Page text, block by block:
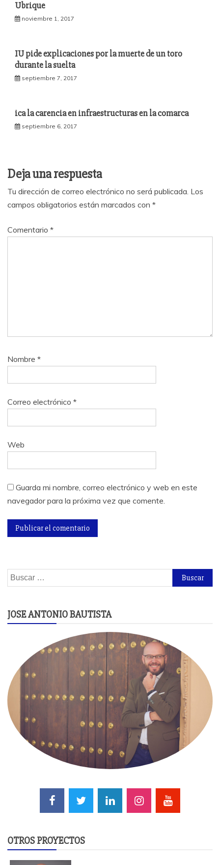
Ubrique
noviembre 1, 2017
IU pide explicaciones por la muerte de un toro
durante la suelta
septiembre 7, 2017
ica la carencia en infraestructuras en la comarca
septiembre 6, 2017
Deja una respuesta
Tu dirección de correo electrónico no será publicada. Los
campos obligatorios están marcados con *
Comentario *
Nombre *
Correo electrónico *
Web
Guarda mi nombre, correo electrónico y web en este
navegador para la próxima vez que comente.
Buscar:
JOSE ANTONIO BAUTISTA
OTROS PROYECTOS